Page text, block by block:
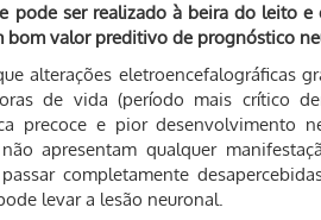
pode ser realizado à beira do leito
bom valor preditivo de prognóstico
alterações eletroencefalográficas
de vida (período mais crítico
precoce e pior desenvolvimento
apresentam qualquer
completamente
levar a lesão neuronal.